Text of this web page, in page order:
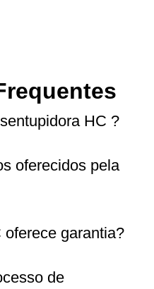
HC ?
oferecidos pela
garantia?
de